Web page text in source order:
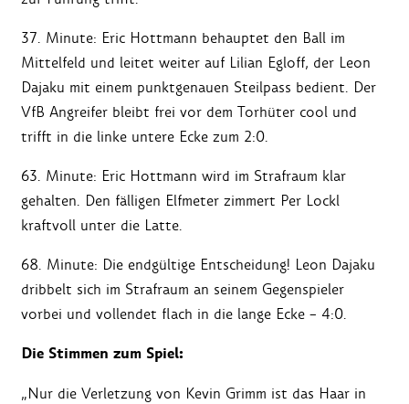
37. Minute: Eric Hottmann behauptet den Ball im
Mittelfeld und leitet weiter auf Lilian Egloff, der Leon
Dajaku mit einem punktgenauen Steilpass bedient. Der
VfB Angreifer bleibt frei vor dem Torhüter cool und
trifft in die linke untere Ecke zum 2:0.
63. Minute: Eric Hottmann wird im Strafraum klar
gehalten. Den fälligen Elfmeter zimmert Per Lockl
kraftvoll unter die Latte.
68. Minute: Die endgültige Entscheidung! Leon Dajaku
dribbelt sich im Strafraum an seinem Gegenspieler
vorbei und vollendet flach in die lange Ecke – 4:0.
Die Stimmen zum Spiel:
„Nur die Verletzung von Kevin Grimm ist das Haar in